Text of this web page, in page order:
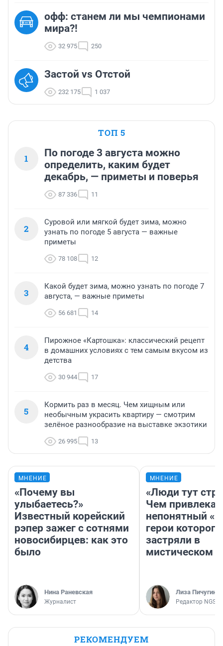
офф: станем ли мы чемпионами
мира?!
32 975 250
Застой vs Отстой
232 175 1 037
ТОП 5
1
По погоде 3 августа можно
определить, каким будет
декабрь, — приметы и поверья
87 336 11
2
Суровой или мягкой будет зима, можно
узнать по погоде 5 августа — важные
приметы
78 108 12
3
Какой будет зима, можно узнать по погоде 7
августа, — важные приметы
56 681 14
4
Пирожное «Картошка»: классический рецепт
в домашних условиях с тем самым вкусом из
детства
30 944 17
5
Кормить раз в месяц. Чем хищным или
необычным украсить квартиру — смотрим
зелёное разнообразие на выставке экзотики
26 995 13
МНЕНИЕ
«Почему вы
улыбаетесь?»
Известный корейский
рэпер зажег с сотнями
новосибирцев: как это
было
Нина Раневская
Журналист
МНЕНИЕ
«Люди тут
Чем
непонятный
герои которого
застряли в
мистическом
Лиза Пичугина
Редактор
РЕКОМЕНДУЕМ